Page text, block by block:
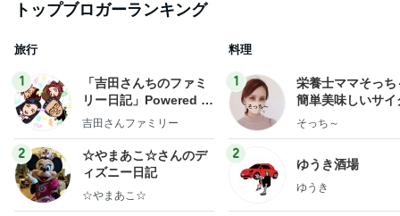
トップブロガーランキング
旅行
1
「吉田さんちのファミ
リー日記」Powered b
y Ameba 吉田さんファ
ログ
吉田さんファミリー
2
☆やまあこ☆さんのデ
ィズニー日記
☆やまあこ☆
料理
1
栄養士ママそっち
簡単美味しいサイ
献立
そっち～
2
ゆうき酒場
ゆうき